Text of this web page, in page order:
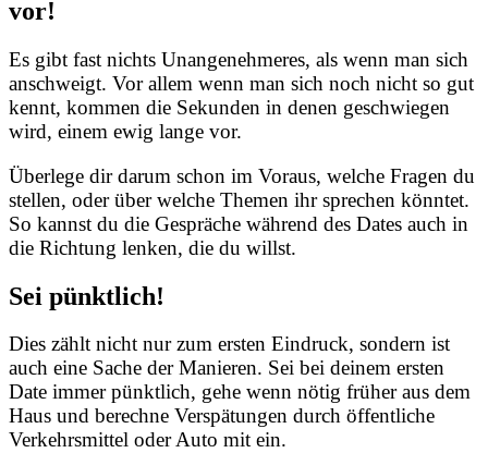
vor!
Es gibt fast nichts Unangenehmeres, als wenn man sich
anschweigt. Vor allem wenn man sich noch nicht so gut
kennt, kommen die Sekunden in denen geschwiegen
wird, einem ewig lange vor.
Überlege dir darum schon im Voraus, welche Fragen du
stellen, oder über welche Themen ihr sprechen könntet.
So kannst du die Gespräche während des Dates auch in
die Richtung lenken, die du willst.
Sei pünktlich!
Dies zählt nicht nur zum ersten Eindruck, sondern ist
auch eine Sache der Manieren. Sei bei deinem ersten
Date immer pünktlich, gehe wenn nötig früher aus dem
Haus und berechne Verspätungen durch öffentliche
Verkehrsmittel oder Auto mit ein.